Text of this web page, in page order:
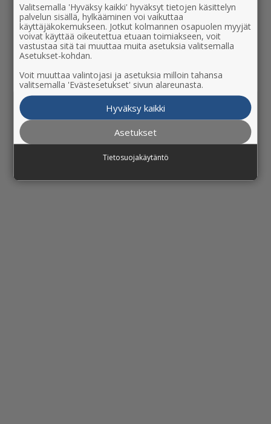
Yritysten
maailmassa
asiakas äänestää
lompakollaan.
Valitsemalla 'Hyväksy kaikki' hyväksyt tietojen käsittelyn
palvelun sisällä, hylkääminen voi vaikuttaa
käyttäjäkokemukseen. Jotkut kolmannen osapuolen myyjät
voivat käyttää oikeutettua etuaan toimiakseen, voit
vastustaa sitä tai muuttaa muita asetuksia valitsemalla
Asetukset-kohdan.
Voit muuttaa valintojasi ja asetuksia milloin tahansa
valitsemalla 'Evästesetukset' sivun alareunasta.
Hyväksy kaikki
Asetukset
Tietosuojakäytäntö